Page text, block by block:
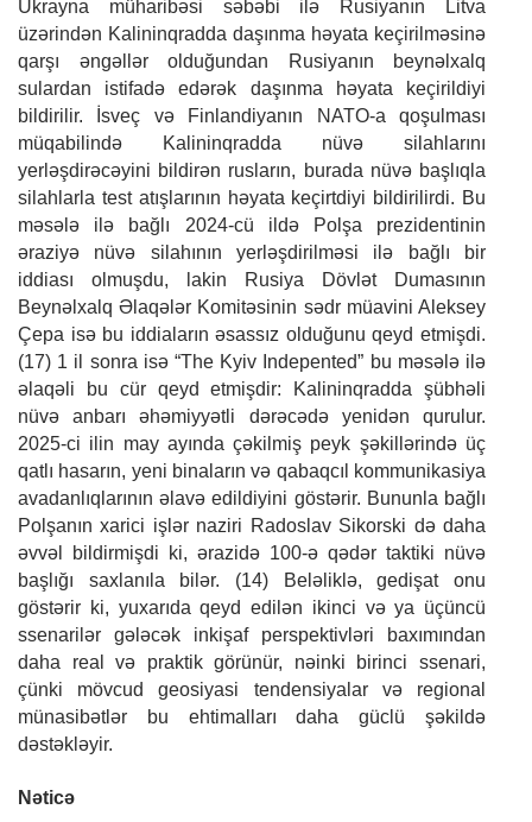
Ukrayna müharibəsi səbəbi ilə Rusiyanın Litva
üzərindən Kalininqradda daşınma həyata keçirilməsinə
qarşı əngəllər olduğundan Rusiyanın beynəlxalq
sulardan istifadə edərək daşınma həyata keçirildiyi
bildirilir. İsveç və Finlandiyanın NATO-a qoşulması
müqabilində Kalininqradda nüvə silahlarını
yerləşdirəcəyini bildirən rusların, burada nüvə başlıqla
silahlarla test atışlarının həyata keçirtdiyi bildirilirdi. Bu
məsələ ilə bağlı 2024-cü ildə Polşa prezidentinin
əraziyə nüvə silahının yerləşdirilməsi ilə bağlı bir
iddiası olmuşdu, lakin Rusiya Dövlət Dumasının
Beynəlxalq Əlaqələr Komitəsinin sədr müavini Aleksey
Çepa isə bu iddiaların əsassız olduğunu qeyd etmişdi.
(17) 1 il sonra isə “The Kyiv Indepented” bu məsələ ilə
əlaqəli bu cür qeyd etmişdir: Kalininqradda şübhəli
nüvə anbarı əhəmiyyətli dərəcədə yenidən qurulur.
2025-ci ilin may ayında çəkilmiş peyk şəkillərində üç
qatlı hasarın, yeni binaların və qabaqcıl kommunikasiya
avadanlıqlarının əlavə edildiyini göstərir. Bununla bağlı
Polşanın xarici işlər naziri Radoslav Sikorski də daha
əvvəl bildirmişdi ki, ərazidə 100-ə qədər taktiki nüvə
başlığı saxlanıla bilər. (14) Beləliklə, gedişat onu
göstərir ki, yuxarıda qeyd edilən ikinci və ya üçüncü
ssenarilər gələcək inkişaf perspektivləri baxımından
daha real və praktik görünür, nəinki birinci ssenari,
çünki mövcud geosiyasi tendensiyalar və regional
münasibətlər bu ehtimalları daha güclü şəkildə
dəstəkləyir.
Nəticə